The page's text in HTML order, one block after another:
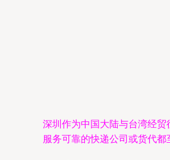
深圳作为中国大陆与台湾经
服务可靠的快递公司或货代